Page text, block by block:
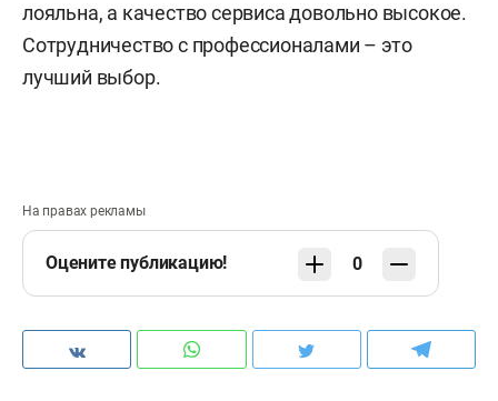
лояльна, а качество сервиса довольно высокое.
Сотрудничество с профессионалами – это
лучший выбор.
На правах рекламы
Оцените публикацию! 0